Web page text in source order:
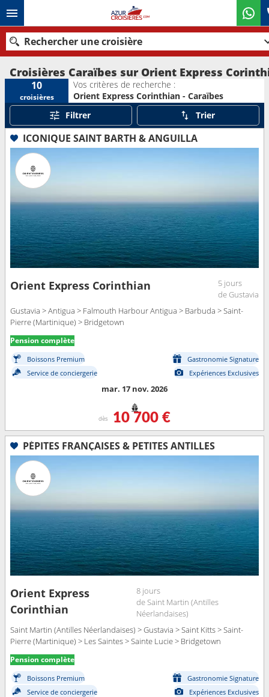
Rechercher une croisière
Nos destinations
Mois de départ
Ports
Rechercher
Croisières Caraïbes sur Orient Express
10
croisières
Vos critères de recherche :
Orient Express Corinthian - Caraïbes
Filtrer
Trier
ICONIQUE SAINT BARTH & ANGUILLA
Orient Express Corinthian
5 jours
de Gustavia
Gustavia > Antigua > Falmouth Harbour Antigua > Barbuda > Saint-
Pierre (Martinique) > Bridgetown
Pension complète
Boissons Premium
Gastronomie Signature
Service de conciergerie
Expériences Exclusives
mar. 17 nov. 2026
dès 10 700 €
PÉPITES FRANÇAISES & PETITES ANTILLES
Orient Express
Corinthian
8 jours
de Saint Martin (Antilles
Néerlandaises)
Saint Martin (Antilles Néerlandaises) > Gustavia > Saint Kitts > Saint-
Pierre (Martinique) > Les Saintes > Sainte Lucie > Bridgetown
Pension complète
Boissons Premium
Gastronomie Signature
Service de conciergerie
Expériences Exclusives